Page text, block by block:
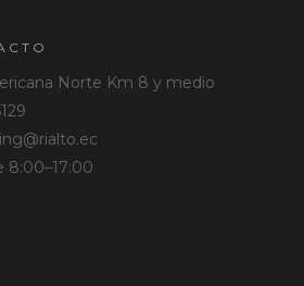
Norte Km 8 y medio
8:00–17:00